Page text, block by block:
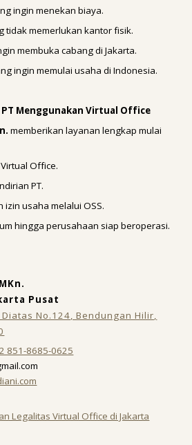
ingin menekan biaya.
tidak memerlukan kantor fisik.
membuka cabang di Jakarta.
ingin memulai usaha di Indonesia.
Menggunakan Virtual Office
memberikan layanan lengkap mulai
Office.
PT.
izin usaha melalui OSS.
hingga perusahaan siap beroperasi.
Pusat
Diatas No.124, Bendungan Hilir,
851-8685-0625
Legalitas Virtual Office di Jakarta